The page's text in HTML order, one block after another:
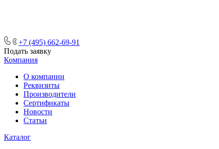
+7 (495) 662-69-91
Подать заявку
Компания
О компании
Реквизиты
Производители
Сертификаты
Новости
Статьи
Каталог